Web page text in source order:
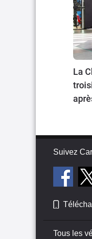
La
Suivez
Tous les